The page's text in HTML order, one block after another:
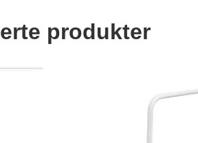
produkter